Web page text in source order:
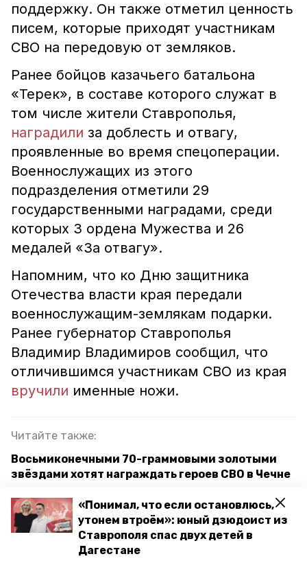
«Понимал, что если остановлюсь,
утонем втроём»: юный дзюдоист из
Ставрополя спас двух детей в
Дагестане
поддержку. Он также отметил ценность
писем, которые приходят участникам
СВО на передовую от земляков.
Ранее бойцов казачьего батальона
«Терек», в составе которого служат в
том числе жители Ставрополья,
наградили за доблесть и отвагу,
проявленные во время спецоперации.
Военнослужащих из этого
подразделения отметили 29
государственными наградами, среди
которых 3 ордена Мужества и 26
медалей «За отвагу».
Напомним, что ко Дню защитника
Отечества власти края передали
военнослужащим-землякам подарки.
Ранее губернатор Ставрополья
Владимир Владимиров сообщил, что
отличившимся участникам СВО из края
вручили именные ножи.
Читайте также:
Восьмиконечными 70-граммовыми золотыми
звёздами хотят награждать героев СВО в Чечне
«Очень трогают детские письма»:
ставропольские участники СВО рассказали о
жизни в зоне боевых действий
Участника СВО из Невинномысска наградили за